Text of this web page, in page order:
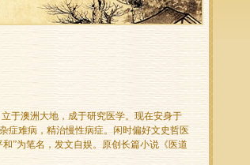
于澳洲大地，成于研究医学。现在安身于
症难病，精治慢性病症。闲时偏好文史哲医
”为笔名，发文自娱。原创长篇小说《医道